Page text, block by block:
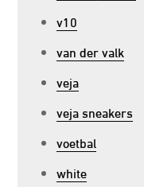
v10
van der valk
veja
veja sneakers
voetbal
white